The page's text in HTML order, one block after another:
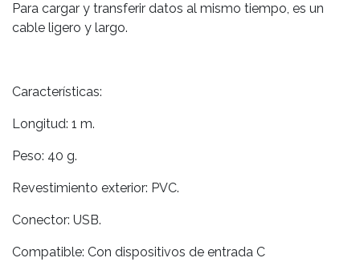
Para cargar y transferir datos al mismo tiempo, es un
cable ligero y largo.
Características:
Longitud: 1 m.
Peso: 40 g.
Revestimiento exterior: PVC.
Conector: USB.
Compatible: Con dispositivos de entrada C